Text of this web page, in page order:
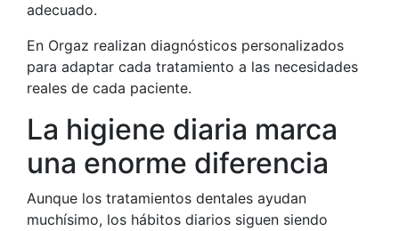
adecuado.
En Orgaz realizan diagnósticos personalizados
para adaptar cada tratamiento a las necesidades
reales de cada paciente.
La higiene diaria marca
una enorme diferencia
Aunque los tratamientos dentales ayudan
muchísimo, los hábitos diarios siguen siendo